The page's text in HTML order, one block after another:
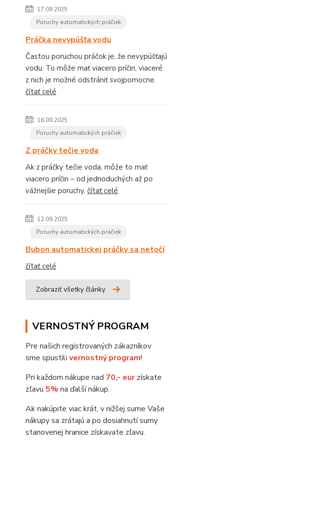
17.09.2025
Poruchy automatických práčiek
Práčka nevypúšťa vodu
Častou poruchou práčok je, že nevypúšťajú
vodu. To môže mať viacero príčin, viaceré
z nich je možné odstrániť svojpomocne.
čítať celé
16.09.2025
Poruchy automatických práčiek
Z práčky tečie voda
Ak z práčky tečie voda, môže to mať
viacero príčin – od jednoduchých až po
vážnejšie poruchy. čítať celé
12.09.2025
Poruchy automatických práčiek
Bubon automatickej práčky sa netočí
čítať celé
Zobraziť všetky články
VERNOSTNÝ PROGRAM
Pre našich registrovaných zákazníkov
sme spustili vernostný program!
Pri každom nákupe nad 70,- eurzískate
zľavu 5% na ďalší nákup.
Ak nakúpite viac krát, v nižšej sume Vaše
nákupy sa zrátajú a po dosiahnutí sumy
stanovenej hranice získavate zľavu.